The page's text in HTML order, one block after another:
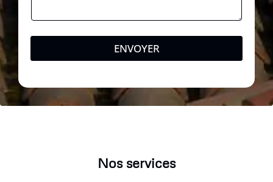
ENVOYER
Nos services